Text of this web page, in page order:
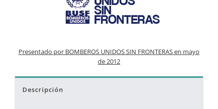
Presentado por BOMBEROS UNIDOS SIN FRONTERAS en mayo
de 2012
Descripción